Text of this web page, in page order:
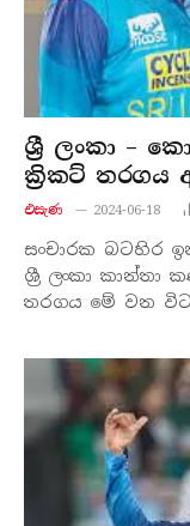
ශ්‍රී ලංකා –
ක්‍රිකට් තරගය
එසැණ 2024-06-18
සංචාරක බටහිර
ශ්‍රී ලංකා කාන්තා
තරගය මේ වන විට